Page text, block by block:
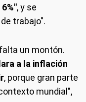
, y se
trabajo".
un montón.
a la inflación
, porque gran parte
mundial",